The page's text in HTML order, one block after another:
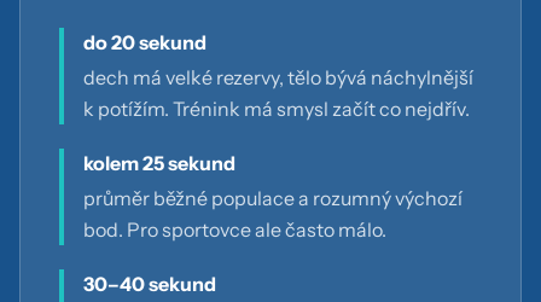
do 20 sekund
dech má velké rezervy, tělo bývá náchylnější
k potížím. Trénink má smysl začít co nejdřív.
kolem 25 sekund
průměr běžné populace a rozumný výchozí
bod. Pro sportovce ale často málo.
30–40 sekund